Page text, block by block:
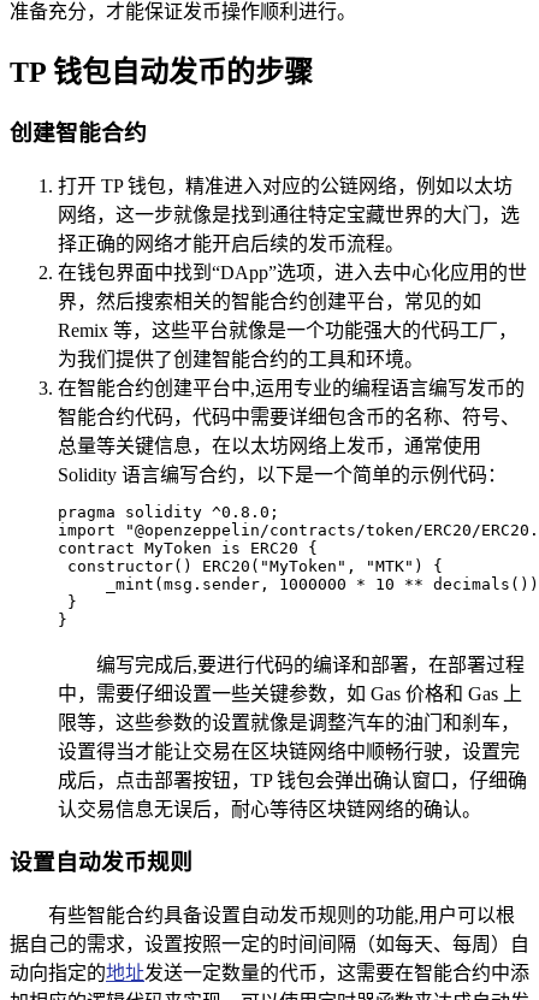
准备充分，才能保证发币操作顺利进行。
TP 钱包自动发币的步骤
创建智能合约
打开 TP 钱包，精准进入对应的公链网络，例如以太坊
网络，这一步就像是找到通往特定宝藏世界的大门，选
择正确的网络才能开启后续的发币流程。
在钱包界面中找到“DApp”选项，进入去中心化应用的世
界，然后搜索相关的智能合约创建平台，常见的如
Remix 等，这些平台就像是一个功能强大的代码工厂，
为我们提供了创建智能合约的工具和环境。
在智能合约创建平台中,运用专业的编程语言编写发币的
智能合约代码，代码中需要详细包含币的名称、符号、
总量等关键信息，在以太坊网络上发币，通常使用
Solidity 语言编写合约，以下是一个简单的示例代码：
pragma solidity ^0.8.0;
import "@openzeppelin/contracts/token/ERC20/
contract MyToken is ERC20 {
constructor() ERC20("MyToken", "MTK") {
_mint(msg.sender, 1000000 * 10 **
}
}
编写完成后,要进行代码的编译和部署，在部署过程
中，需要仔细设置一些关键参数，如 Gas 价格和 Gas 上
限等，这些参数的设置就像是调整汽车的油门和刹车，
设置得当才能让交易在区块链网络中顺畅行驶，设置完
成后，点击部署按钮，TP 钱包会弹出确认窗口，仔细确
认交易信息无误后，耐心等待区块链网络的确认。
设置自动发币规则
有些智能合约具备设置自动发币规则的功能,用户可以根
据自己的需求，设置按照一定的时间间隔（如每天、每周）自
动向指定的地址发送一定数量的代币，这需要在智能合约中添